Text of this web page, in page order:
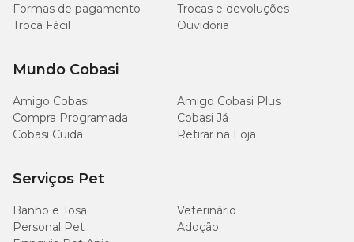
Formas de pagamento
Trocas e devoluções
Troca Fácil
Ouvidoria
Mundo Cobasi
Amigo Cobasi
Amigo Cobasi Plus
Compra Programada
Cobasi Já
Cobasi Cuida
Retirar na Loja
Serviços Pet
Banho e Tosa
Veterinário
Personal Pet
Adoção